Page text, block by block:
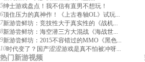
5绅士游戏盘点！我不信有直男不想玩！
6顶住压力的真神作！《上古卷轴OL》试玩...
7新游尝鲜坊：竞技性大于真实性的《战机...
8新游尝鲜坊：海空潜三方大混战《海战世...
9新游尝鲜坊：2015不容错过的MMO《黑色...
10时代变了？国产涩涩游戏是真不怕被冲呀...
热门新游视频